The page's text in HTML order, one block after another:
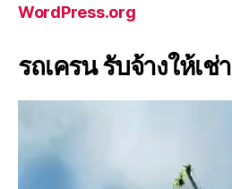
WordPress.org
รถเครน รับจ้างให้เช่า